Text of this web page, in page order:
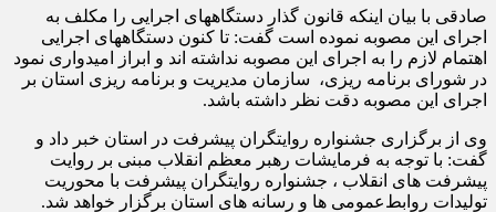
صادقی با بیان اینکه قانون گذار دستگاههای اجرایی را مکلف به
اجرای این مصوبه نموده است گفت: تا کنون دستگاههای اجرایی
اهتمام لازم را به اجرای این مصوبه نداشته اند و ابراز امیدواری نمود
در شورای برنامه ریزی، سازمان مدیریت و برنامه ریزی استان بر
اجرای این مصوبه دقت نظر داشته باشد.
وی از برگزاری جشنواره روایتگران پیشرفت در استان خبر داد و
گفت: با توجه به فرمایشات رهبر معظم انقلاب مبنی بر روایت
پیشرفت های انقلاب ، جشنواره روایتگران پیشرفت با محوریت
تولیدات روابط‌عمومی ها و رسانه های استان برگزار خواهد شد.